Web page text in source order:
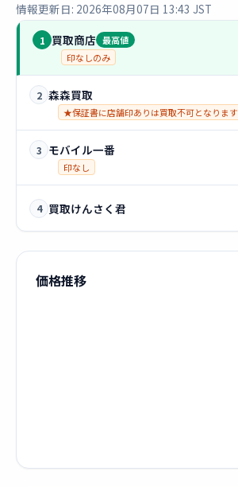
情報更新日: 2026年08月07日 13:43 JST
1 買取商店 最高値
印なしのみ
2 森森買取
★保証書に店舗印ありは買取不可となります
3 モバイル一番
印なし
4 買取けんさく君
価格推移